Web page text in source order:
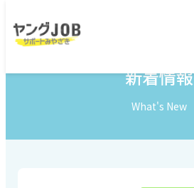
新着情報
What's New